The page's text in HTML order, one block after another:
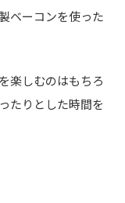
ベーコンを使った
楽しむのはもちろ
たりとした時間を